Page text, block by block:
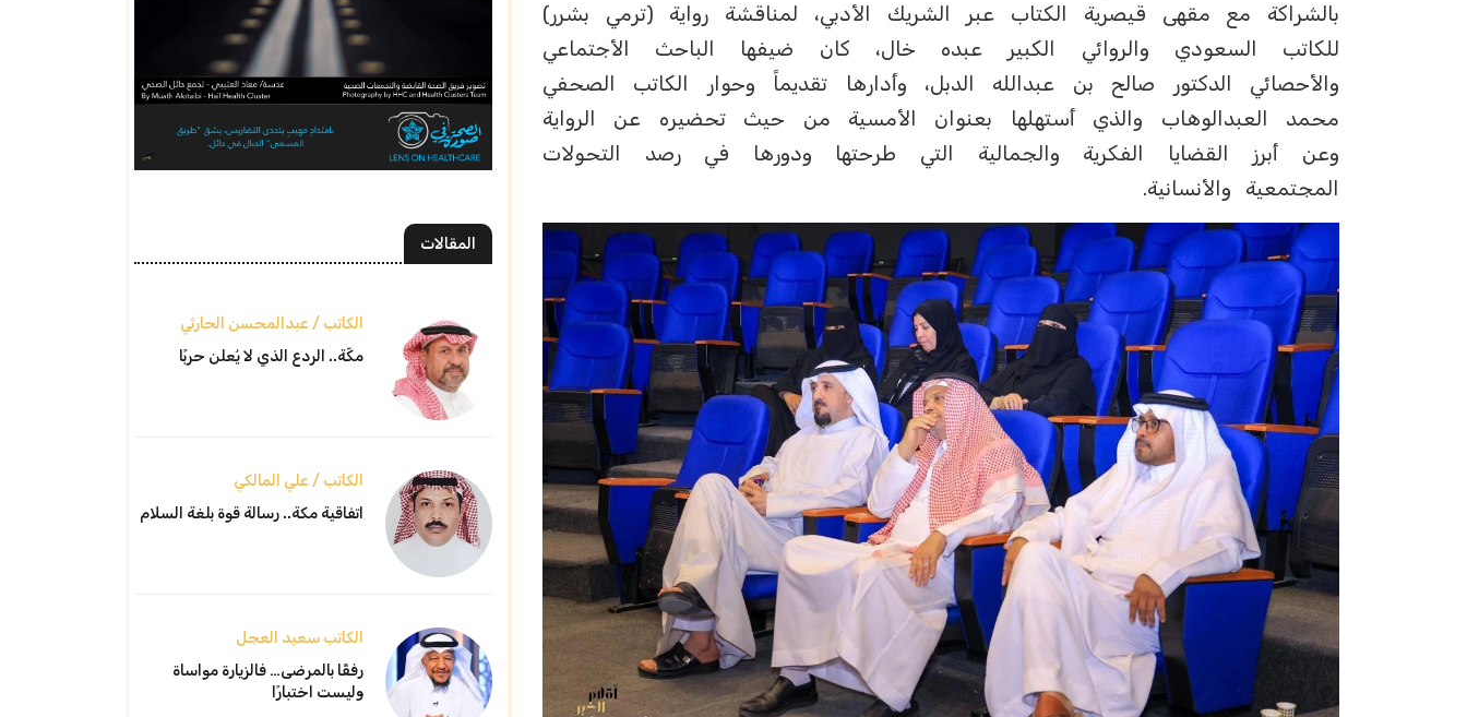
بالشراكة مع مقهى قيصرية الكتاب عبر الشريك الأدبي، لمناقشة رواية (ترمي بشرر)
للكاتب السعودي والروائي الكبير عبده خال، كان ضيفها الباحث الأجتماعي
والأحصائي الدكتور صالح بن عبدالله الدبل، وأدارها تقديماً وحوار الكاتب الصحفي
محمد العبدالوهاب والذي أستهلها بعنوان الأمسية من حيث تحضيره عن الرواية
وعن أبرز القضايا الفكرية والجمالية التي طرحتها ودورها في رصد التحولات
المجتمعية والأنسانية.
المقالات
الكاتب / عبدالمحسن الحارثي
مكّة.. الردع الذي لا يُعلن حربًا
الكاتب / علي المالكي
اتفاقية مكة.. رسالة قوة بلغة السلام
الكاتب سعيد العجل
رفقًا بالمرضى… فالزيارة مواساة
وليست اختبارًا